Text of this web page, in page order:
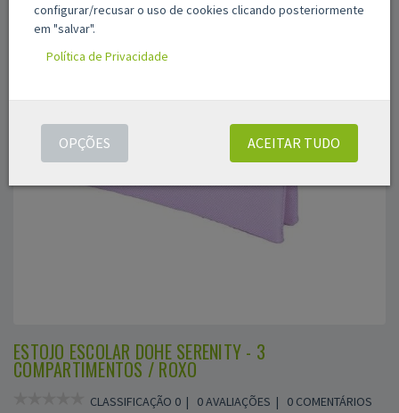
ESTOJO ESCOLAR DOHE SERENITY - 3
COMPARTIMENTOS / ROXO
CLASSIFICAÇÃO 0 | 0 AVALIAÇÕES | 0 COMENTÁRIOS
configurar/recusar o uso de cookies clicando posteriormente
em "salvar".
Política de Privacidade
ACEITAR TUDO
OPÇÕES